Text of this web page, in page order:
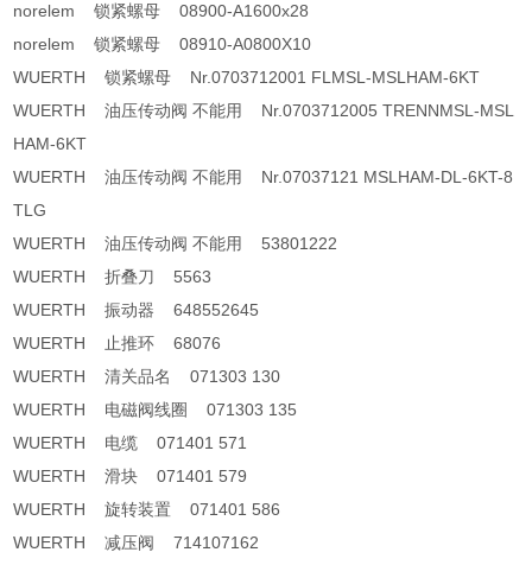
norelem 锁紧螺母 08900-A1600x28
norelem 锁紧螺母 08910-A0800X10
WUERTH 锁紧螺母 Nr.0703712001 FLMSL-MSLHAM-6KT
WUERTH 油压传动阀 不能用 Nr.0703712005 TRENNMSL-MSL
HAM-6KT
WUERTH 油压传动阀 不能用 Nr.07037121 MSLHAM-DL-6KT-8
TLG
WUERTH 油压传动阀 不能用 53801222
WUERTH 折叠刀 5563
WUERTH 振动器 648552645
WUERTH 止推环 68076
WUERTH 清关品名 071303 130
WUERTH 电磁阀线圈 071303 135
WUERTH 电缆 071401 571
WUERTH 滑块 071401 579
WUERTH 旋转装置 071401 586
WUERTH 减压阀 714107162